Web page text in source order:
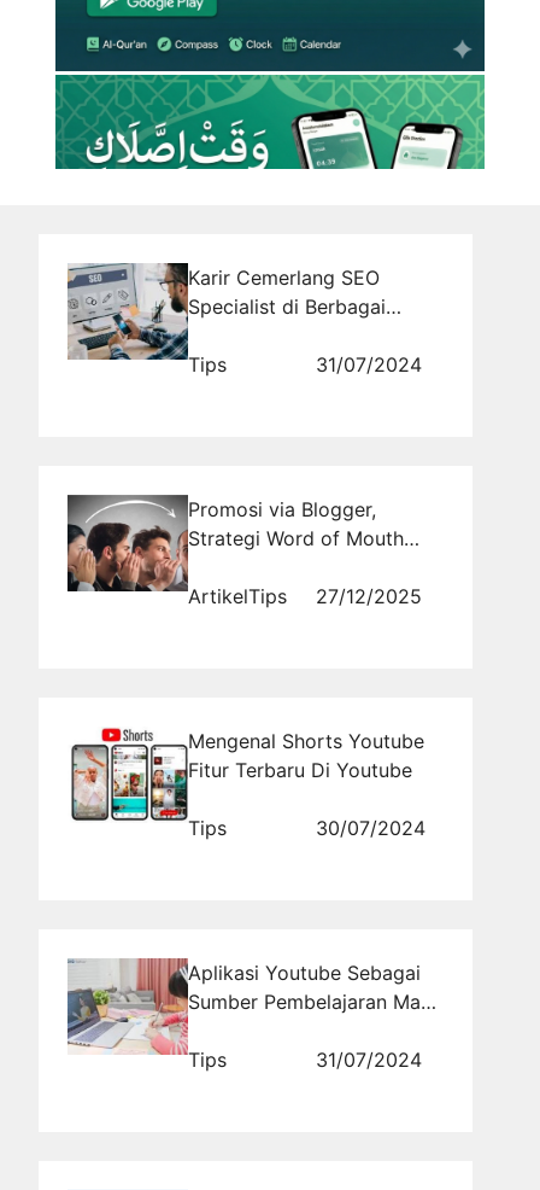
Karir Cemerlang SEO
Specialist di Berbagai
Tips
31/07/2024
Promosi via Blogger,
Strategi Word of Mouth
ArtikelTips 27/12/2025
Mengenal Shorts Youtube
Fitur Terbaru Di Youtube
Tips 30/07/2024
Aplikasi Youtube Sebagai
Sumber Pembelajaran Masa
Tips
31/07/2024